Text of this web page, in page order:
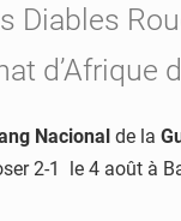
Diables
d’Afrique
Nacional de la
2-1 le 4 août